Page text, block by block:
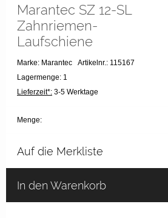
Marantec SZ 12-SL
Zahnriemen-
Laufschiene
Marke: Marantec Artikelnr.: 115167
Lagermenge: 1
Lieferzeit*: 3-5 Werktage
Menge:
Auf die Merkliste
In den Warenkorb